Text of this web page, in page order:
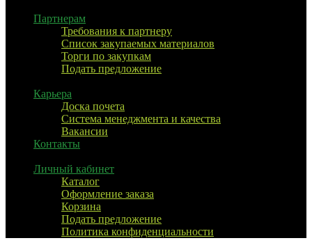
Партнерам
Требования к партнеру
Список закупаемых материалов
Торги по закупкам
Подать предложение
Карьера
Доска почета
Система менеджмента и качества
Вакансии
Контакты
Личный кабинет
Каталог
Оформление заказа
Корзина
Подать предложение
Политика конфиденциальности